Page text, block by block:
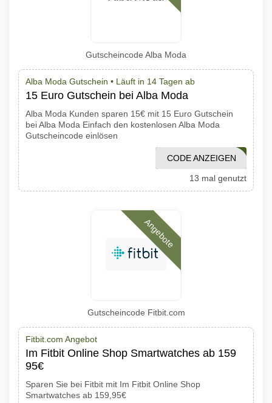
Gutscheincode Alba Moda
Alba Moda Gutschein • Läuft in 14 Tagen ab
15 Euro Gutschein bei Alba Moda
Alba Moda Kunden sparen 15€ mit 15 Euro Gutschein
bei Alba Moda Einfach den kostenlosen Alba Moda
Gutscheincode einlösen
306K
CODE ANZEIGEN
13 mal genutzt
Angebote
Gutscheincode Fitbit.com
Fitbit.com Angebot
Im Fitbit Online Shop Smartwatches ab 159
95€
Sparen Sie bei Fitbit mit Im Fitbit Online Shop
Smartwatches ab 159,95€